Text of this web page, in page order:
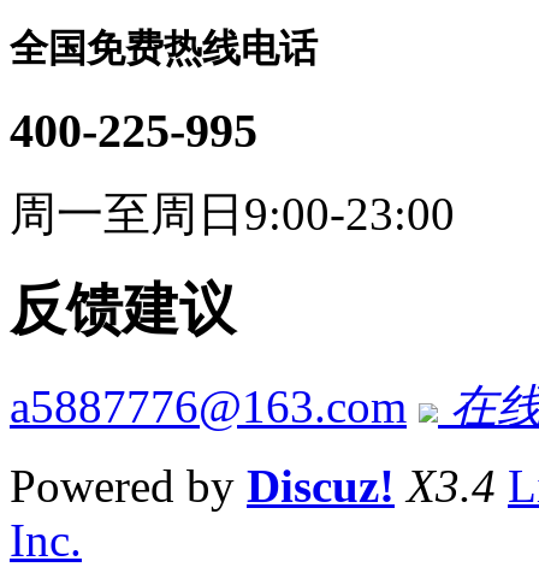
全国免费热线电话
400-225-995
周一至周日9:00-23:00
反馈建议
a5887776@163.com
在
Powered by Discuz! X3.4
Inc.